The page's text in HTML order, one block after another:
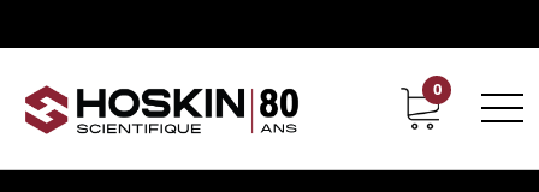
Support Carrières chez Hoskin
0